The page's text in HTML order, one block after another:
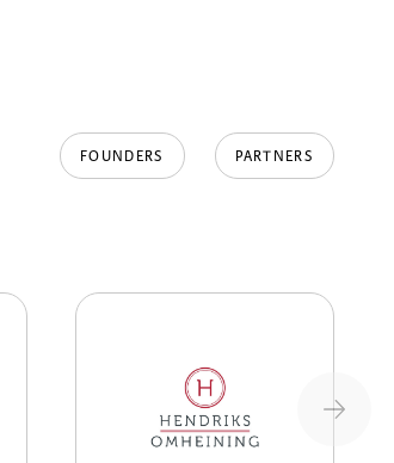
FOUNDERS PARTNERS